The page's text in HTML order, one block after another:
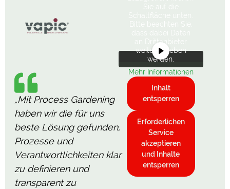
an Drittanbieter
weitergegeben
werden.
Mehr Informationen
Inhalt
entsperren
Erforderlichen
Service
akzeptieren
und Inhalte
entsperren
„Mit Process Gardening
haben wir die für uns
beste Lösung gefunden,
Prozesse und
Verantwortlichkeiten klar
zu definieren und
transparent zu